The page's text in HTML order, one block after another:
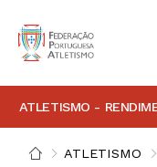
ATLETISMO -
INSTITUCIONAL
DOCUMENTAÇÃO
ARBITRAGEM
DECISÕES
CONTACTOS
ATLETISMO